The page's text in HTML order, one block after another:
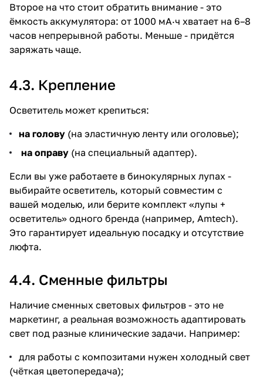
Второе на что стоит обратить внимание - это
ёмкость аккумулятора: от 1000 мА·ч хватает на 6–8
часов непрерывной работы. Меньше - придётся
заряжать чаще.
4.3. Крепление
Осветитель может крепиться:
на голову (на эластичную ленту или оголовье);
на оправу (на специальный адаптер).
Если вы уже работаете в бинокулярных лупах -
выбирайте осветитель, который совместим с
вашей моделью, или берите комплект «лупы +
осветитель» одного бренда (например, Amtech).
Это гарантирует идеальную посадку и отсутствие
люфта.
4.4. Сменные фильтры
Наличие сменных световых фильтров - это не
маркетинг, а реальная возможность адаптировать
свет под разные клинические задачи. Например:
для работы с композитами нужен холодный свет
(чёткая цветопередача);